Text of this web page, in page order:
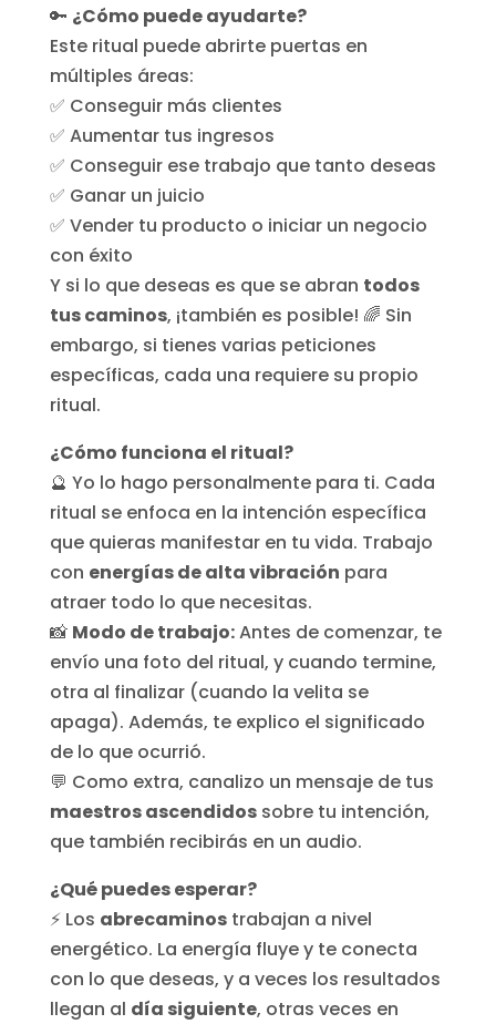
🔑 ¿Cómo puede ayudarte?
Este ritual puede abrirte puertas en
múltiples áreas:
✅ Conseguir más clientes
✅ Aumentar tus ingresos
✅ Conseguir ese trabajo que tanto deseas
✅ Ganar un juicio
✅ Vender tu producto o iniciar un negocio
con éxito
Y si lo que deseas es que se abran todos
tus caminos, ¡también es posible! 🌈 Sin
embargo, si tienes varias peticiones
específicas, cada una requiere su propio
ritual.
¿Cómo funciona el ritual?
🔮 Yo lo hago personalmente para ti. Cada
ritual se enfoca en la intención específica
que quieras manifestar en tu vida. Trabajo
con energías de alta vibración para
atraer todo lo que necesitas.
📸 Modo de trabajo:Antes de comenzar, te
envío una foto del ritual, y cuando termine,
otra al finalizar (cuando la velita se
apaga). Además, te explico el significado
de lo que ocurrió.
💬 Como extra, canalizo un mensaje de tus
maestros ascendidossobre tu intención,
que también recibirás en un audio.
¿Qué puedes esperar?
⚡ Los abrecaminostrabajan a nivel
energético. La energía fluye y te conecta
con lo que deseas, y a veces los resultados
llegan al día siguiente, otras veces en